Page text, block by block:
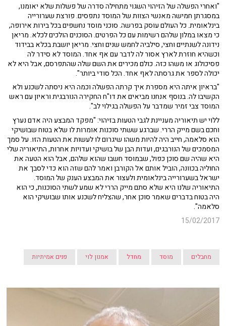
"ואחרי הפשלה של הזיהוי השגוי מתחילה סדרה של פשלות שלא יאומנו,
במסגרתן חמישה מאנשי הצוות של המוסד נתפסים. פורצת שערורייה
בינלאומית. כל העולם עוסק בפרשה. סוכני מוסד נחשפים בכל בירות אירופה,
כי מצאו במלון שלהם רשימות עם כל הפרטים. הסוכנים הולכים לכלא. מריאן
נידונה לשנתיים וחצי, סילביה לחמש שנים וחצי. מריאן יושבת בכלא בבידוד
וכשהיא חוזרת לארץ אסור לה לדבר עם אף אחד. המוסד לא סידר לה
פסיכולוג או משהו כזה. כולם מכירים את השם שלה שהתפרסם, אבל היא לא
יכולה לספר את גרסתה לאף אחד. הכל סודי ביותר".
"בראיון איתה היא מספרת איך קרתה הפשלה וכמה היא ניסתה לשכנע ולא
הקשיבו לה. בנוסף אנחנו מביאים את דו"ח החקירה הנורבגית וראיון עם ראש
המוסד צבי זמיר שמדבר על הפשלה בגילוי לב".
ללוי יש תיאוריה מעניינת לגבי הטעות בזיהוי: "מפקד המבצע היה אדם נערץ
וחכם בשם מייק הררי. שברגע ששתי סוכנות אומרות לו שלא בטוח שבושיקי
הוא סלאמה, חייב היה להיות משהו שיגרום לו לעשות את הטעות הזו. על סמך
המסמכים של הנורבגים, ועדות הבן של בושיקי ועדויות אחרות, התיאוריה שלי
היא שהיה שם סוכן כפול, שבמוסד חשבו שהוא שלהם, אבל הוא הטעה את
החוליה בכוונה, הוביל אותם אל הקורבן ואמר להם שזה הוא כדי לסבך את
ישראל בשערורייה בינלאומית ולעצור את המבצע הענק של המוסד.
התיאוריה שלנו היא שלא סתם מייק הררי לא שמע לשתי הסוכנות, כי הוא
היה בטוח בדברים שאמר סוכן אחר, שהצליח לשכנע אותו שבושיקי הוא
סלאמה".
15/02/2017
מחבלים מוסד מחדל אמנון לוי פנים אמיתיות